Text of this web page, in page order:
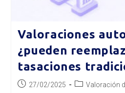
Valoraciones
¿pueden
tasaciones
Publicación
27/02/2025
Categoría
Valoración